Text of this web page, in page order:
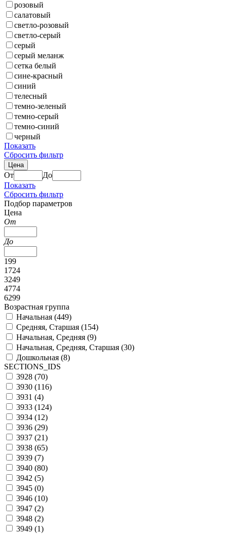
розовый
салатовый
светло-розовый
светло-серый
серый
серый меланж
сетка белый
сине-красный
синий
телесный
темно-зеленый
темно-серый
темно-синий
черный
Показать
Сбросить фильтр
Цена
От
До
Показать
Сбросить фильтр
Подбор параметров
Цена
От
До
199
1724
3249
4774
6299
Возрастная группа
Начальная (449)
Средняя, Старшая (154)
Начальная, Средняя (9)
Начальная, Средняя, Старшая (30)
Дошкольная (8)
SECTIONS_IDS
3928 (70)
3930 (116)
3931 (4)
3933 (124)
3934 (12)
3936 (29)
3937 (21)
3938 (65)
3939 (7)
3940 (80)
3942 (5)
3945 (0)
3946 (10)
3947 (2)
3948 (2)
3949 (1)